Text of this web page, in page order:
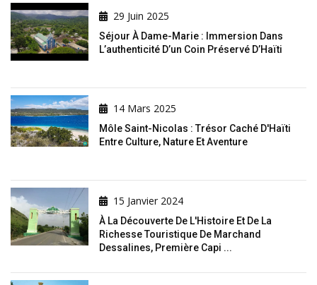
29 Juin 2025
Séjour À Dame-Marie : Immersion Dans
L’authenticité D’un Coin Préservé D’Haïti
14 Mars 2025
Môle Saint-Nicolas : Trésor Caché D'Haïti
Entre Culture, Nature Et Aventure
15 Janvier 2024
À La Découverte De L'Histoire Et De La
Richesse Touristique De Marchand
Dessalines, Première Capi ...